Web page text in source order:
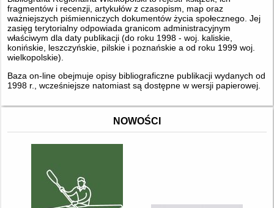
fragmentów i recenzji, artykułów z czasopism, map oraz
ważniejszych piśmienniczych dokumentów życia społecznego. Jej
zasięg terytorialny odpowiada granicom administracyjnym
właściwym dla daty publikacji (do roku 1998 - woj. kaliskie,
konińskie, leszczyńskie, pilskie i poznańskie a od roku 1999 woj.
wielkopolskie).
Baza on-line obejmuje opisy bibliograficzne publikacji wydanych od
1998 r., wcześniejsze natomiast są dostępne w wersji papierowej.
NOWOŚCI